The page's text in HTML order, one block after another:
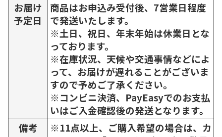
お届け
予定日
商品はお申込み受付後、7営業日程度
で発送いたします。
※土日、祝日、年末年始は休業日とな
っております。
※在庫状況、天候や交通事情などによ
って、お届けが遅れることがございま
すので予めご了承ください。
※コンビニ決済、PayEasyでのお支払
いはご入金確認後の発送となります。
備考
※11点以上、ご購入希望の場合は、カ